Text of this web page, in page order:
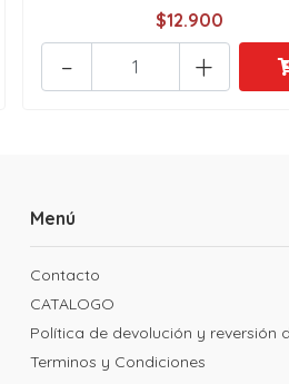
$12.900
+
-
Menú
Contacto
CATALOGO
Política de devolución y reversión
Terminos y Condiciones